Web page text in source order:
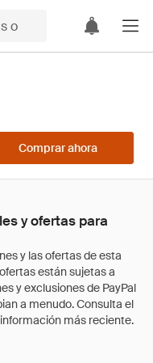
Comprar ahora
y ofertas para